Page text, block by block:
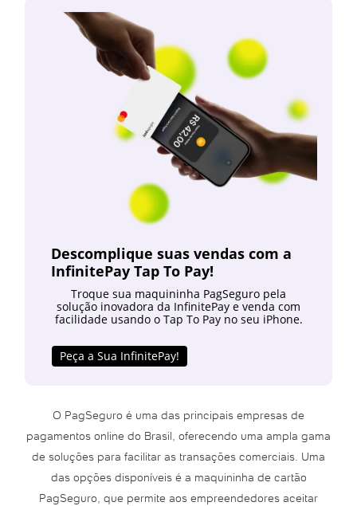
Descomplique suas vendas com a
InfinitePay Tap To Pay!
Troque sua maquininha PagSeguro pela
solução inovadora da InfinitePay e venda com
facilidade usando o Tap To Pay no seu iPhone.
Peça a Sua InfinitePay!
O PagSeguro é uma das principais empresas de
pagamentos online do Brasil, oferecendo uma ampla gama
de soluções para facilitar as transações comerciais. Uma
das opções disponíveis é a maquininha de cartão
PagSeguro, que permite aos empreendedores aceitar